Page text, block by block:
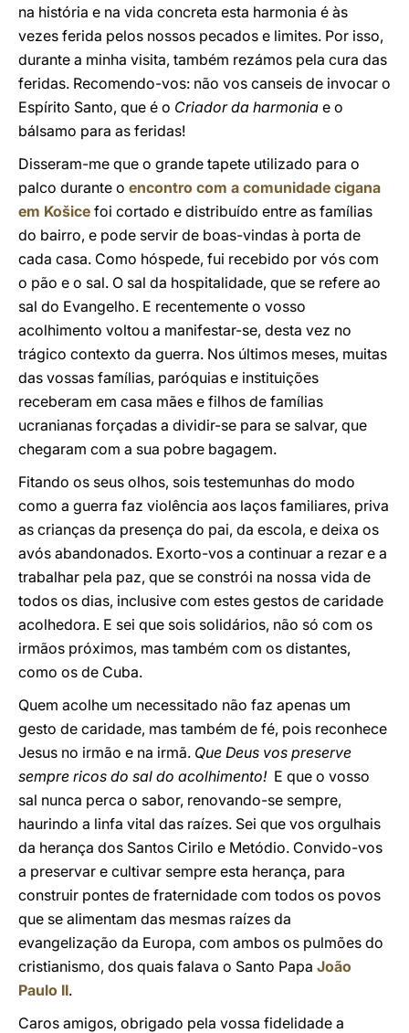
na história e na vida concreta esta harmonia é às
vezes ferida pelos nossos pecados e limites. Por isso,
durante a minha visita, também rezámos pela cura das
feridas. Recomendo-vos: não vos canseis de invocar o
Espírito Santo, que é o Criador da harmonia e o
bálsamo para as feridas!
Disseram-me que o grande tapete utilizado para o
palco durante o encontro com a comunidade cigana
em Košice foi cortado e distribuído entre as famílias
do bairro, e pode servir de boas-vindas à porta de
cada casa. Como hóspede, fui recebido por vós com
o pão e o sal. O sal da hospitalidade, que se refere ao
sal do Evangelho. E recentemente o vosso
acolhimento voltou a manifestar-se, desta vez no
trágico contexto da guerra. Nos últimos meses, muitas
das vossas famílias, paróquias e instituições
receberam em casa mães e filhos de famílias
ucranianas forçadas a dividir-se para se salvar, que
chegaram com a sua pobre bagagem.
Fitando os seus olhos, sois testemunhas do modo
como a guerra faz violência aos laços familiares, priva
as crianças da presença do pai, da escola, e deixa os
avós abandonados. Exorto-vos a continuar a rezar e a
trabalhar pela paz, que se constrói na nossa vida de
todos os dias, inclusive com estes gestos de caridade
acolhedora. E sei que sois solidários, não só com os
irmãos próximos, mas também com os distantes,
como os de Cuba.
Quem acolhe um necessitado não faz apenas um
gesto de caridade, mas também de fé, pois reconhece
Jesus no irmão e na irmã. Que Deus vos preserve
sempre ricos do sal do acolhimento!E que o vosso
sal nunca perca o sabor, renovando-se sempre,
haurindo a linfa vital das raízes. Sei que vos orgulhais
da herança dos Santos Cirilo e Metódio. Convido-vos
a preservar e cultivar sempre esta herança, para
construir pontes de fraternidade com todos os povos
que se alimentam das mesmas raízes da
evangelização da Europa, com ambos os pulmões do
cristianismo, dos quais falava o Santo Papa João
Paulo II.
Caros amigos, obrigado pela vossa fidelidade a